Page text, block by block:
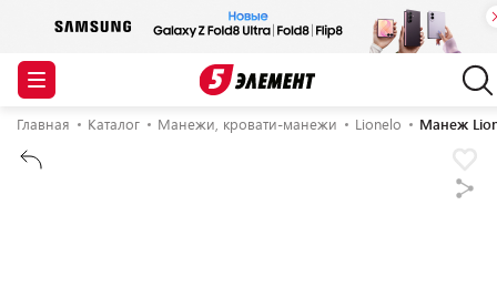
Главная Каталог Манежи, кровати-манежи Lionelo Манеж